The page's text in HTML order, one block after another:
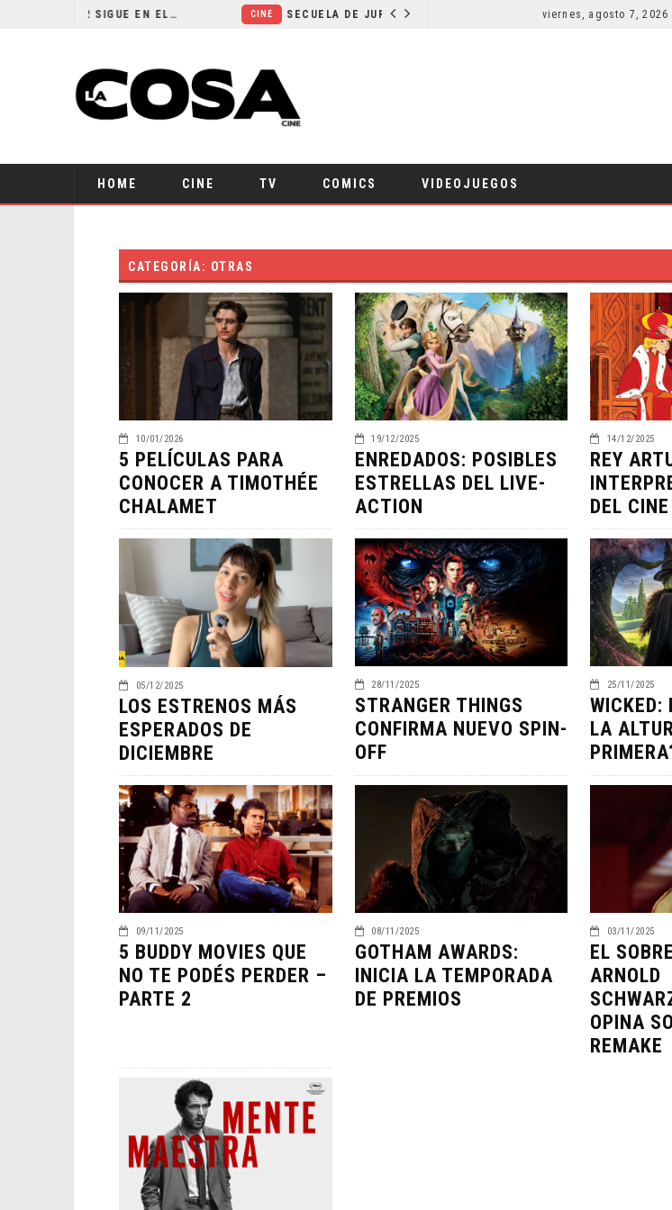
CINE SECUELA DE JURASSIC WORLD REBIRTH PIERDE DIRECTOR viernes, agosto 7, 2026
HOME CINE TV COMICS VIDEOJUEGOS
CATEGORÍA: OTRAS
10/01/2026
5 PELÍCULAS PARA
CONOCER A TIMOTHÉE
CHALAMET
19/12/2025
ENREDADOS: POSIBLES
ESTRELLAS DEL LIVE-
ACTION
14/12/2025
REY
DEL
05/12/2025
LOS ESTRENOS MÁS
ESPERADOS DE
DICIEMBRE
28/11/2025
STRANGER THINGS
CONFIRMA NUEVO SPIN-
OFF
25/11/2025
WICKED:
LA
09/11/2025
5 BUDDY MOVIES QUE
NO TE PODÉS PERDER –
PARTE 2
08/11/2025
GOTHAM AWARDS:
INICIA LA TEMPORADA
DE PREMIOS
03/11/2025
EL
ARNOLD
OPINA
REMAKE
EL LIVE-ACTION DE ZELDA
ELIGE A SU VILLANO
CINE 06/08/2026
LA
ESTÁN
CINE